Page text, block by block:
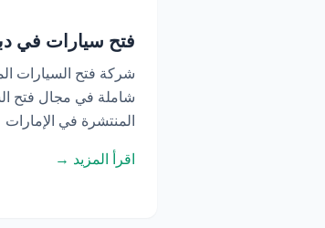
فتح سيارات في دبي | خدمة
شركة فتح السيارات
شاملة في مجال فتح
المنتشرة في الإمارات
اقرأ المزيد →